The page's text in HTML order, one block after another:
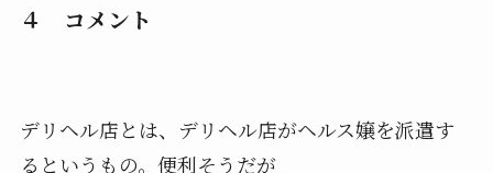
４ コメント
デリヘル店とは、デリヘル店がヘルス嬢を派遣す
るというもの。便利そうだが